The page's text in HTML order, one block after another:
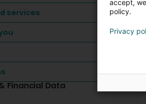
services
Financial Data
accept,
policy.
Privacy